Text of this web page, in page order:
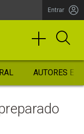
Entrar
AUTORES